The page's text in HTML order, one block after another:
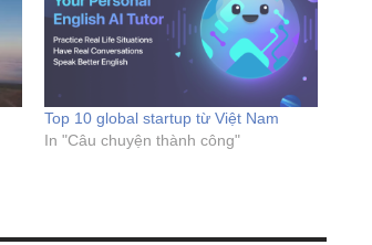
Top 10 global startup từ Việt Nam
In "Câu chuyện thành công"